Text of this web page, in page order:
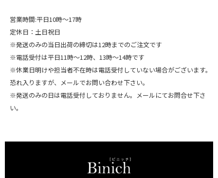
営業時間:平日10時～17時
定休日：土日祝日
※発送のみの当日出荷の締切は12時までのご注文です
※電話受付は平日11時～12時、13時～14時です
※休業日明けや担当者不在時は電話受付していない場合がございます。
恐れ入りますが、メールでお問い合わせ下さい。
※発送のみの日は電話受付しておりません。メールにてお問合せ下さ
い。